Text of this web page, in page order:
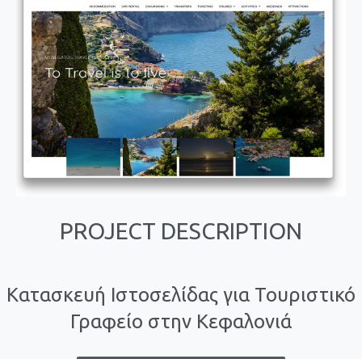
PROJECT DESCRIPTION
Κατασκευή Ιστοσελίδας για Τουριστικό
Γραφείο στην Κεφαλονιά